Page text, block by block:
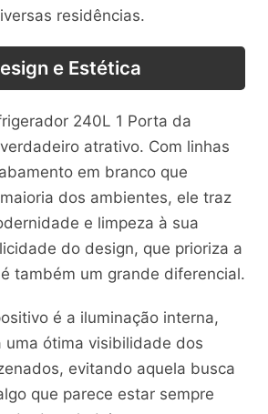
residências.
e Estética
240L 1 Porta da
atrativo. Com linhas
em branco que
dos ambientes, ele traz
e limpeza à sua
do design, que prioriza a
também um grande diferencial.
é a iluminação interna,
uma ótima visibilidade dos
evitando aquela busca
que parece estar sempre